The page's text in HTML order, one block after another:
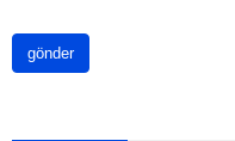
gönder